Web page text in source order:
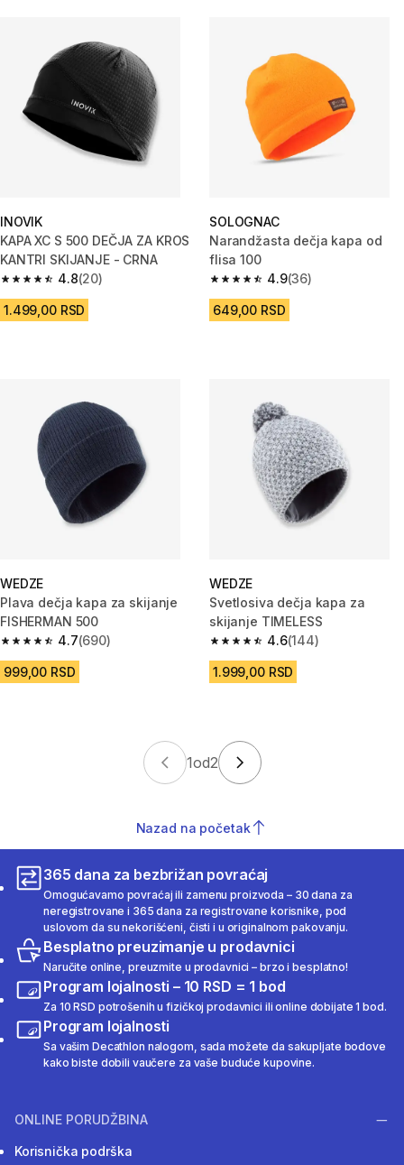
INOVIK
KAPA XC S 500 DEČJA ZA KROS
KANTRI SKIJANJE - CRNA
4.8
4.8 od 5 zvezdica from 20 Recenzije
(20)
1.499,00 RSD
SOLOGNAC
Narandžasta dečja kapa od
flisa 100
4.9
4.9 od 5 zvezdica from 36
(36)
649,00 RSD
WEDZE
Plava dečja kapa za skijanje
FISHERMAN 500
4.7
4.7 od 5 zvezdica from 690 Recenzije
(690)
999,00 RSD
WEDZE
Svetlosiva dečja kapa za
skijanje TIMELESS
4.6
4.6 od 5 zvezdica from 144
(144)
1.999,00 RSD
1od2
Nazad na početak
365 dana za bezbrižan povraćaj
Omogućavamo povraćaj ili zamenu proizvoda – 30 dana za
neregistrovane i 365 dana za registrovane korisnike, pod
uslovom da su nekorišćeni, čisti i u originalnom pakovanju.
Besplatno preuzimanje u prodavnici
Naručite online, preuzmite u prodavnici – brzo i besplatno!
Program lojalnosti – 10 RSD = 1 bod
Za 10 RSD potrošenih u fizičkoj prodavnici ili online dobijate 1 bod.
Program lojalnosti
Sa vašim Decathlon nalogom, sada možete da sakupljate bodove
kako biste dobili vaučere za vaše buduće kupovine.
ONLINE PORUDŽBINA
Korisnička podrška